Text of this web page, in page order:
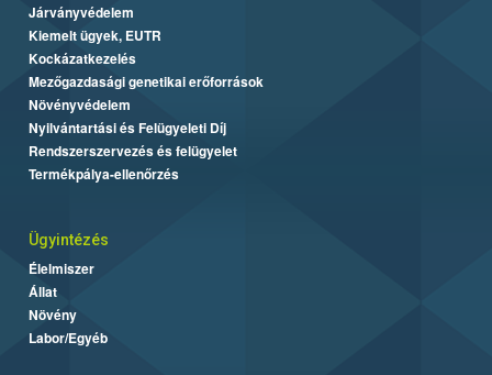
Járványvédelem
Kiemelt ügyek, EUTR
Kockázatkezelés
Mezőgazdasági genetikai erőforrások
Növényvédelem
Nyilvántartási és Felügyeleti Díj
Rendszerszervezés és felügyelet
Termékpálya-ellenőrzés
Ügyintézés
Élelmiszer
Állat
Növény
Labor/Egyéb